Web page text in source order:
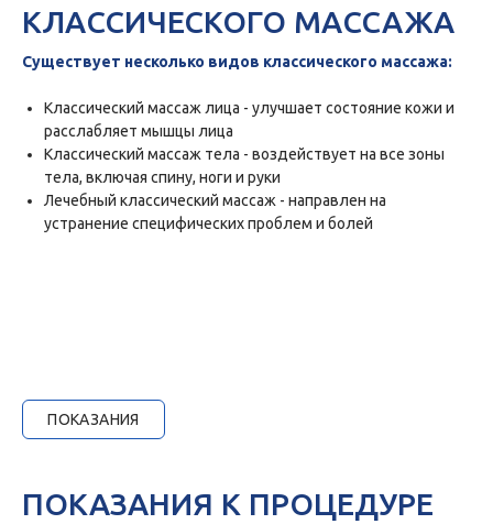
КЛАССИЧЕСКОГО МАССАЖА
Существует несколько видов классического массажа:
Классический массаж лица - улучшает состояние кожи и
расслабляет мышцы лица
Классический массаж тела - воздействует на все зоны
тела, включая спину, ноги и руки
Лечебный классический массаж - направлен на
устранение специфических проблем и болей
ПОКАЗАНИЯ
ПОКАЗАНИЯ К ПРОЦЕДУРЕ